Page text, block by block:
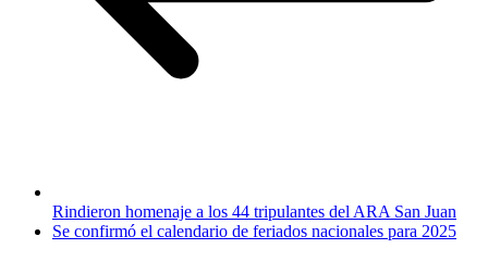
Rindieron homenaje a los 44 tripulantes del ARA San Juan
Se confirmó el calendario de feriados nacionales para 2025